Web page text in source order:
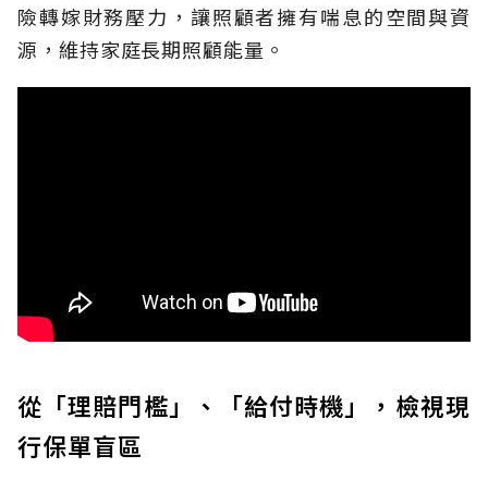
險轉嫁財務壓力，讓照顧者擁有喘息的空間與資
源，維持家庭長期照顧能量。
從「理賠門檻」、「給付時機」，檢視現
行保單盲區